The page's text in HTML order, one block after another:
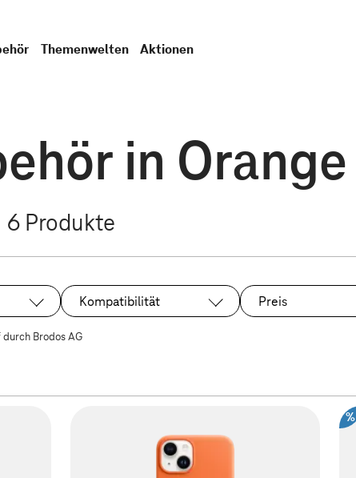
Themenwelten Aktionen
in Orange
6 Produkte
Kompatibilität Preis
Brodos AG
%